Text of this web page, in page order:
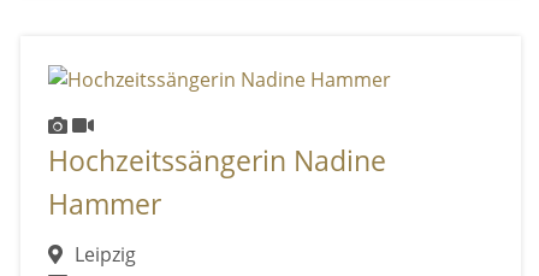
Hochzeitssängerin Nadine
Hammer
Leipzig